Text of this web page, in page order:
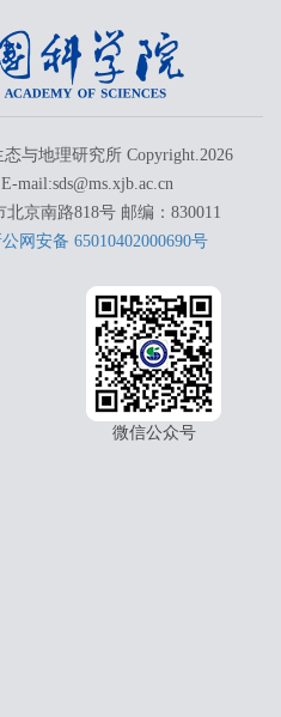
与地理研究所 Copyright. 2026
mail:sds@ms.xjb.ac.cn
京南路818号 邮编：830011
网安备 65010402000690号
微信公众号